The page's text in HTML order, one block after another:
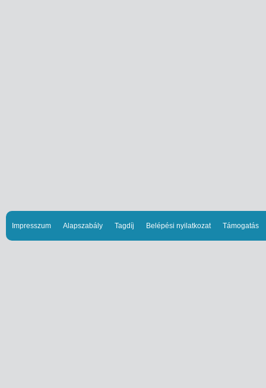
Impresszum Alapszabály Tagdíj Belépési nyilatkozat Támogatás